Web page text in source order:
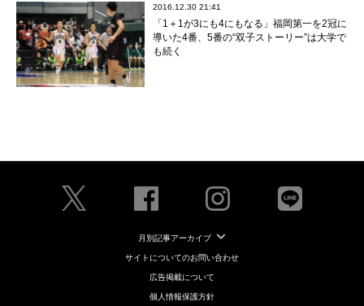
2016.12.30 21:41
「1＋1が3にも4にもなる」福岡第一を2冠に
導いた4番、5番の“双子ストーリー”は大学で
も続く
月別記事アーカイブ
サイトについてのお問い合わせ
広告掲載について
個人情報保護方針